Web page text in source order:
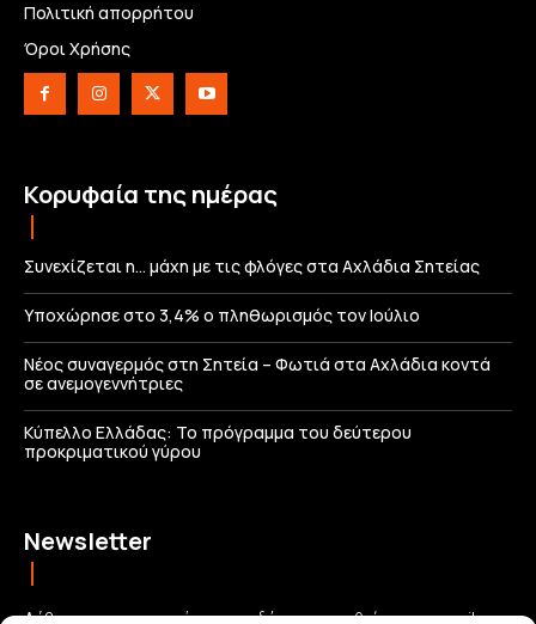
Πολιτική απορρήτου
Όροι Χρήσης
Κορυφαία της ημέρας
Συνεχίζεται η… μάχη με τις φλόγες στα Αχλάδια Σητείας
Υποχώρησε στο 3,4% ο πληθωρισμός τον Ιούλιο
Νέος συναγερμός στη Σητεία – Φωτιά στα Αχλάδια κοντά
σε ανεμογεννήτριες
Κύπελλο Ελλάδας: Το πρόγραμμα του δεύτερου
προκριματικού γύρου
Newsletter